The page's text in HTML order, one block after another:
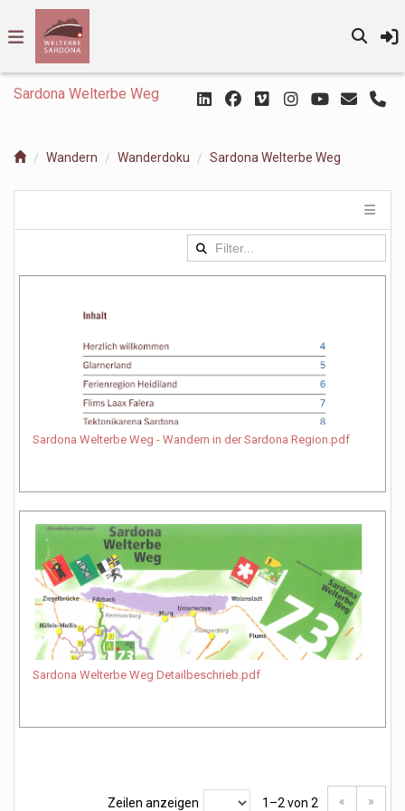
Sardona Welterbe Weg
Wandern Wanderdoku Sardona Welterbe Weg
Sardona Welterbe Weg - Wandern in der Sardona Region.pdf
Sardona Welterbe Weg Detailbeschrieb.pdf
Zeilen anzeigen 1–2 von 2 « »